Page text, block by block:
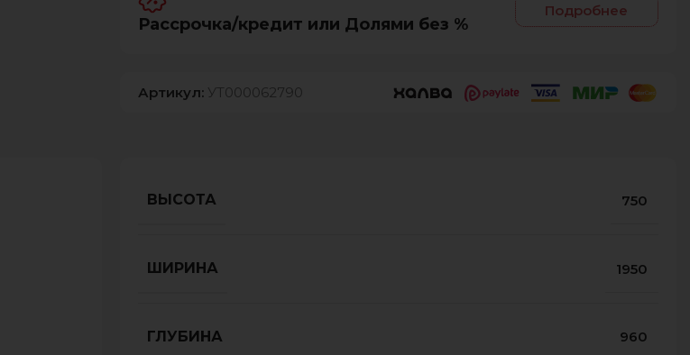
Рассрочка/кредит или Долями без %
Подробнее
Артикул: УТ000062790
ВЫСОТА 750
ШИРИНА 1950
ГЛУБИНА 960